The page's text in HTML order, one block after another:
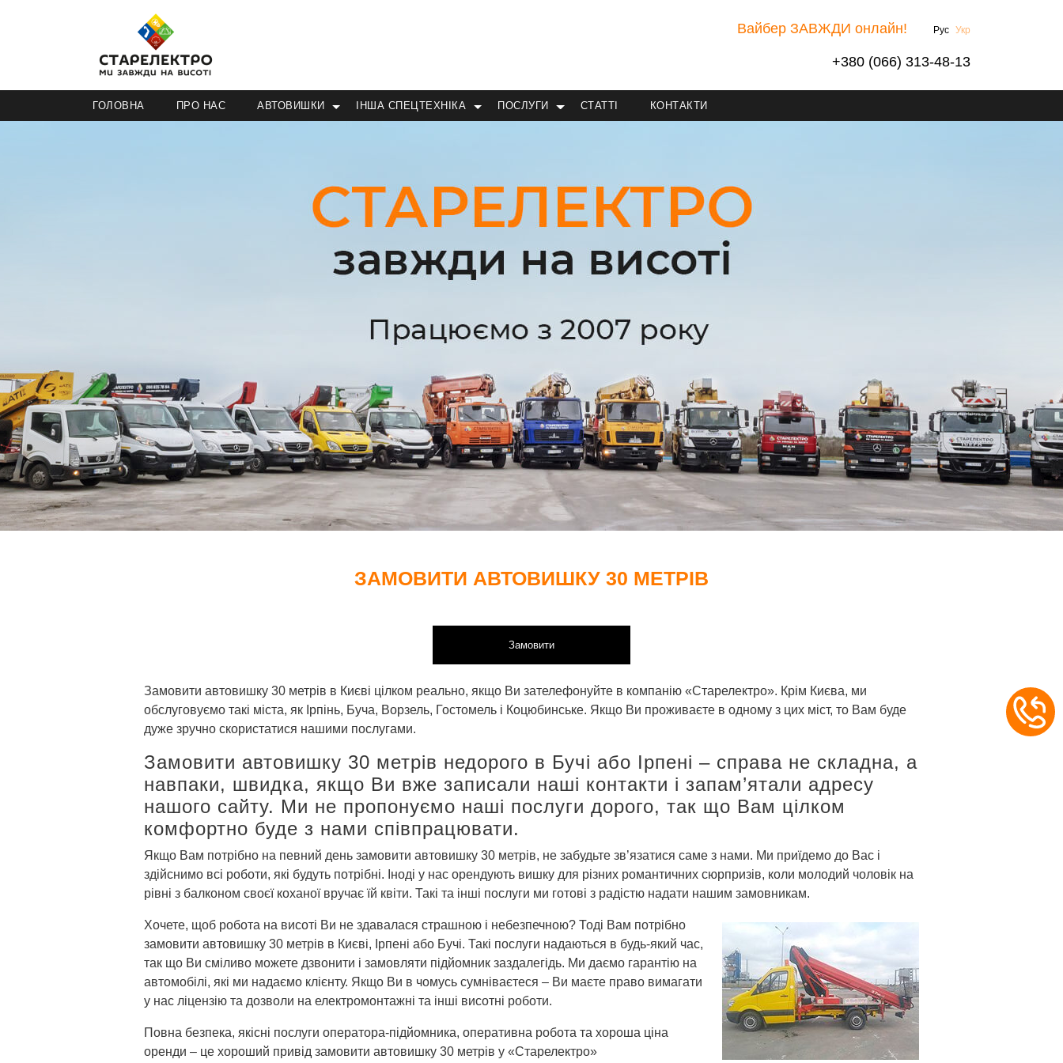
Вайбер ЗАВЖДИ онлайн! Рус Укр
+380 (066) 313-48-13
ГОЛОВНА ПРО НАС АВТОВИШКИ ІНША СПЕЦТЕХНІКА ПОСЛУГИ СТАТТІ КОНТАКТИ
ЗАМОВИТИ АВТОВИШКУ 30 МЕТРІВ
Замовити
Замовити автовишку 30 метрів в Києві цілком реально, якщо Ви зателефонуйте в компанію «Старелектро». Крім Києва, ми
обслуговуємо такі міста, як Ірпінь, Буча, Ворзель, Гостомель і Коцюбинське. Якщо Ви проживаєте в одному з цих міст, то Вам буде
дуже зручно скористатися нашими послугами.
Замовити автовишку 30 метрів недорого в Бучі або Ірпені – справа не складна, а
навпаки, швидка, якщо Ви вже записали наші контакти і запам’ятали адресу
нашого сайту. Ми не пропонуємо наші послуги дорого, так що Вам цілком
комфортно буде з нами співпрацювати.
Якщо Вам потрібно на певний день замовити автовишку 30 метрів, не забудьте зв’язатися саме з нами. Ми приїдемо до Вас і
здійснимо всі роботи, які будуть потрібні. Іноді у нас орендують вишку для різних романтичних сюрпризів, коли молодий чоловік на
рівні з балконом своєї коханої вручає їй квіти. Такі та інші послуги ми готові з радістю надати нашим замовникам.
Хочете, щоб робота на висоті Ви не здавалася страшною і небезпечною? Тоді Вам потрібно
замовити автовишку 30 метрів в Києві, Ірпені або Бучі. Такі послуги надаються в будь-який час,
так що Ви сміливо можете дзвонити і замовляти підйомник заздалегідь. Ми даємо гарантію на
автомобілі, які ми надаємо клієнту. Якщо Ви в чомусь сумніваєтеся – Ви маєте право вимагати
у нас ліцензію та дозволи на електромонтажні та інші висотні роботи.
Повна безпека, якісні послуги оператора-підйомника, оперативна робота та хороша ціна
оренди – це хороший привід замовити автовишку 30 метрів у «Старелектро»